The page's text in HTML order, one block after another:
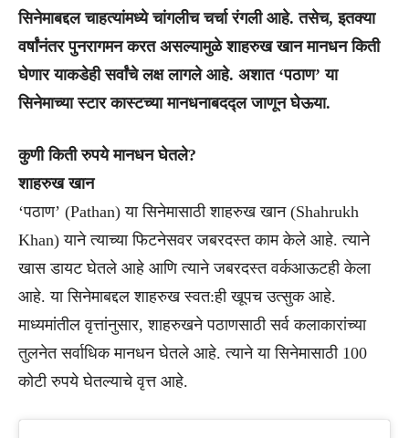
सिनेमाबद्दल चाहत्यांमध्ये चांगलीच चर्चा रंगली आहे. तसेच, इतक्या
वर्षांनंतर पुनरागमन करत असल्यामुळे शाहरुख खान मानधन किती
घेणार याकडेही सर्वांचे लक्ष लागले आहे. अशात ‘पठाण’ या
सिनेमाच्या स्टार कास्टच्या मानधनाबदद्ल जाणून घेऊया.
कुणी किती रुपये मानधन घेतले?
शाहरुख खान
‘पठाण’ (Pathan) या सिनेमासाठी शाहरुख खान (Shahrukh
Khan) याने त्याच्या फिटनेसवर जबरदस्त काम केले आहे. त्याने
खास डायट घेतले आहे आणि त्याने जबरदस्त वर्कआऊटही केला
आहे. या सिनेमाबद्दल शाहरुख स्वत:ही खूपच उत्सुक आहे.
माध्यमांतील वृत्तांनुसार, शाहरुखने पठाणसाठी सर्व कलाकारांच्या
तुलनेत सर्वाधिक मानधन घेतले आहे. त्याने या सिनेमासाठी 100
कोटी रुपये घेतल्याचे वृत्त आहे.